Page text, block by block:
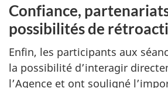
Confiance,
possibilités de
Enfin, les participants aux
la possibilité d’interagir
l’Agence et ont souligné